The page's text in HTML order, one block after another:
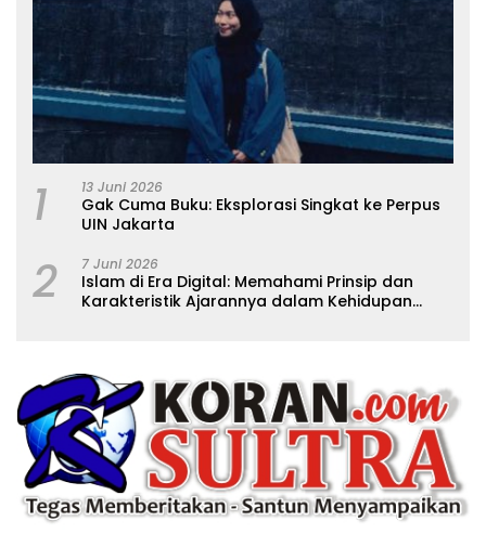
1 13 Juni 2026
Gak Cuma Buku: Eksplorasi Singkat ke Perpus
UIN Jakarta
2 7 Juni 2026
Islam di Era Digital: Memahami Prinsip dan
Karakteristik Ajarannya dalam Kehidupan